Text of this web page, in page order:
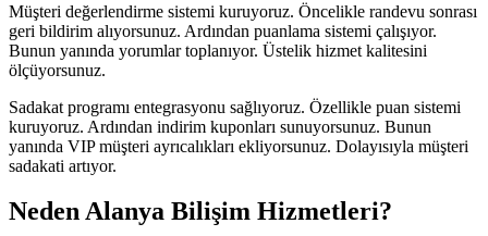
Müşteri değerlendirme sistemi kuruyoruz. Öncelikle randevu sonrası
geri bildirim alıyorsunuz. Ardından puanlama sistemi çalışıyor.
Bunun yanında yorumlar toplanıyor. Üstelik hizmet kalitesini
ölçüyorsunuz.
Sadakat programı entegrasyonu sağlıyoruz. Özellikle puan sistemi
kuruyoruz. Ardından indirim kuponları sunuyorsunuz. Bunun
yanında VIP müşteri ayrıcalıkları ekliyorsunuz. Dolayısıyla müşteri
sadakati artıyor.
Neden Alanya Bilişim Hizmetleri?